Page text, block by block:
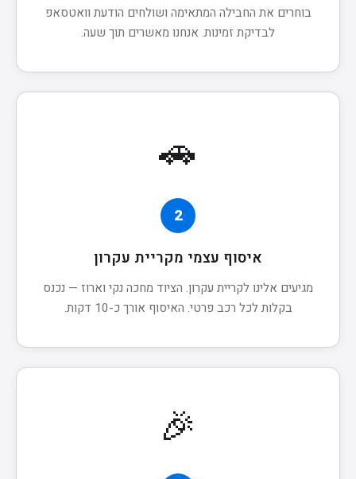
בוחרים את החבילה המתאימה ושולחים הודעת וואטסאפ
לבדיקת זמינות. אנחנו מאשרים תוך שעה.
🚗
2
איסוף עצמי מקריית עקרון
מגיעים אלינו לקריית עקרון. הציוד מחכה נקי וארוז — נכנס
בקלות לכל רכב פרטי. האיסוף אורך כ-10 דקות.
🎉